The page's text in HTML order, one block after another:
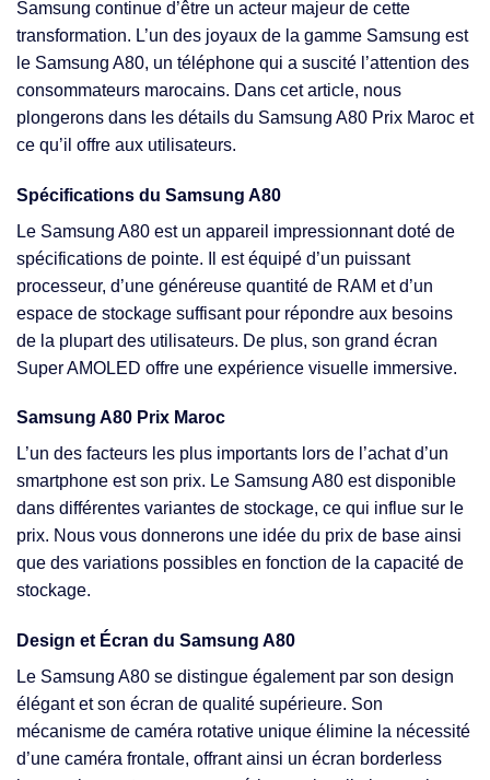
Samsung continue d’être un acteur majeur de cette
transformation. L’un des joyaux de la gamme Samsung est
le Samsung A80, un téléphone qui a suscité l’attention des
consommateurs marocains. Dans cet article, nous
plongerons dans les détails du Samsung A80 Prix Maroc et
ce qu’il offre aux utilisateurs.
Spécifications du Samsung A80
Le Samsung A80 est un appareil impressionnant doté de
spécifications de pointe. Il est équipé d’un puissant
processeur, d’une généreuse quantité de RAM et d’un
espace de stockage suffisant pour répondre aux besoins
de la plupart des utilisateurs. De plus, son grand écran
Super AMOLED offre une expérience visuelle immersive.
Samsung A80 Prix Maroc
L’un des facteurs les plus importants lors de l’achat d’un
smartphone est son prix. Le Samsung A80 est disponible
dans différentes variantes de stockage, ce qui influe sur le
prix. Nous vous donnerons une idée du prix de base ainsi
que des variations possibles en fonction de la capacité de
stockage.
Design et Écran du Samsung A80
Le Samsung A80 se distingue également par son design
élégant et son écran de qualité supérieure. Son
mécanisme de caméra rotative unique élimine la nécessité
d’une caméra frontale, offrant ainsi un écran borderless